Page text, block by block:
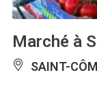
Marché à
SAINT-